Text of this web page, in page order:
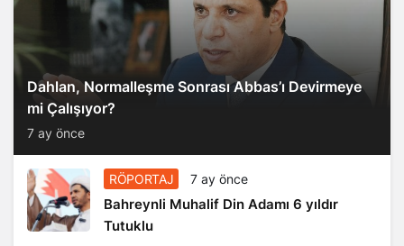
Dahlan, Normalleşme Sonrası Abbas’ı Devirmeye
mi Çalışıyor?
7 ay önce
RÖPORTAJ 7 ay önce
Bahreynli Muhalif Din Adamı 6 yıldır
Tutuklu